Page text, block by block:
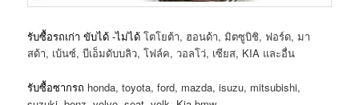
รับซื้อรถเก่า ขับได้ -ไม่ได้ โตโยต้า, ฮอนด้า, มิตซูบิชิ, ฟอร์ด, มา
สด้า, เบ้นซ์, บีเอ็มดับบลิว, โฟล์ค, วอลโว่, เซียส, KIA และอื่น
รับซื้อซากรถ honda, toyota, ford, mazda, isuzu, mitsubishi,